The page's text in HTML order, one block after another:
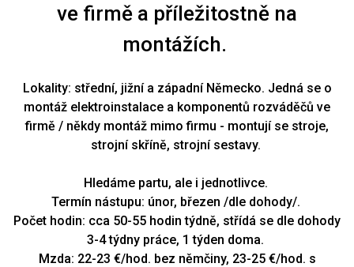
ve firmě a příležitostně na
montážích.
Lokality: střední, jižní a západní Německo. Jedná se o
montáž elektroinstalace a komponentů rozváděčů ve
firmě / někdy montáž mimo firmu - montují se stroje,
strojní skříně, strojní sestavy.
Hledáme partu, ale i jednotlivce.
Termín nástupu: únor, březen /dle dohody/.
Počet hodin: cca 50-55 hodin týdně, střídá se dle dohody
3-4 týdny práce, 1 týden doma.
Mzda: 22-23 €/hod. bez němčiny, 23-25 €/hod. s